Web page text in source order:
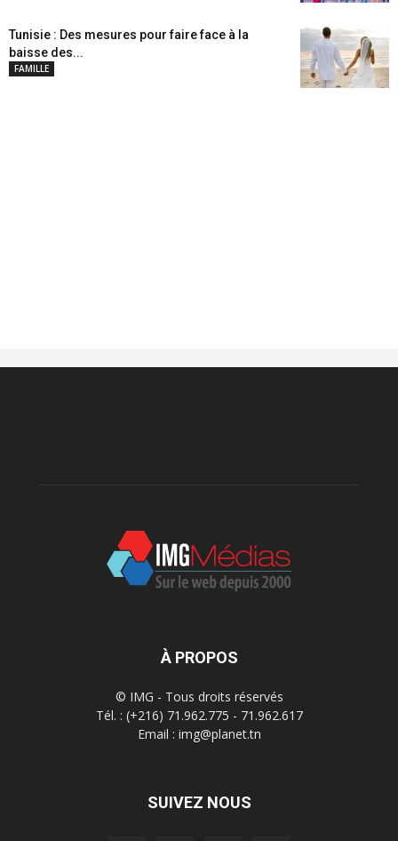
Tunisie : Des mesures pour faire face à la
baisse des...
FAMILLE
À PROPOS
© IMG - Tous droits réservés
Tél. : (+216) 71.962.775 - 71.962.617
Email : img@planet.tn
SUIVEZ NOUS